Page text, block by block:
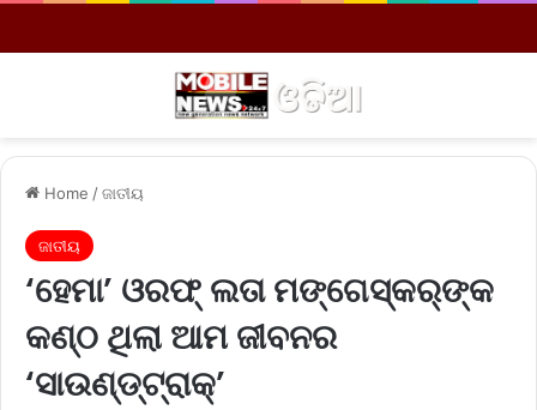
Home /ଜାତୀୟ
ଜାତୀୟ
‘ହେମା’ ଓରଫ୍‌ ଲତା ମ‌ଙ୍ଗେସ୍‌କର୍‌ଙ୍କ
କଣ୍ଠ ଥିଲା ଆମ ଜୀବନର
‘ସାଉଣ୍ଡ୍‌ଟ୍ରାକ୍‌’